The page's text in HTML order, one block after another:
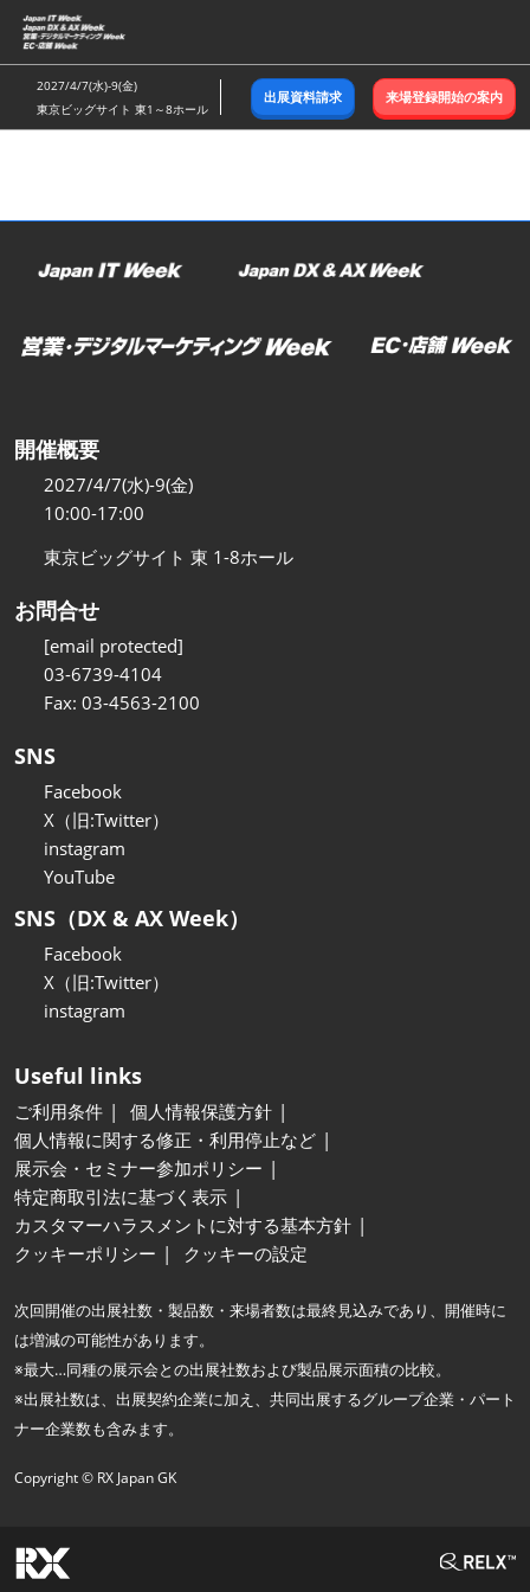
ス
キ
ッ
し
む
2027/4/7(水)-9(金)
東京ビッグサイト 東1～8ホール
出展資料請求 来場登録開始の案内
開催概要
2027/4/7(水)-9(金)
10:00-17:00
東京ビッグサイト 東 1-8ホール
お問合せ
[email protected]
03-6739-4104
Fax: 03-4563-2100
SNS
Facebook
X（旧:Twitter）
instagram
YouTube
SNS（DX & AX Week）
Facebook
X（旧:Twitter）
instagram
Useful links
ご利用条件
個人情報保護方針
個人情報に関する修正・利用停止など
展示会・セミナー参加ポリシー
特定商取引法に基づく表示
カスタマーハラスメントに対する基本方針
クッキーポリシー
クッキーの設定
次回開催の出展社数・製品数・来場者数は最終見込みであり、開催時に
は増減の可能性があります。
※最大…同種の展示会との出展社数および製品展示面積の比較。
※出展社数は、出展契約企業に加え、共同出展するグループ企業・パート
ナー企業数も含みます。
Copyright © RX Japan GK